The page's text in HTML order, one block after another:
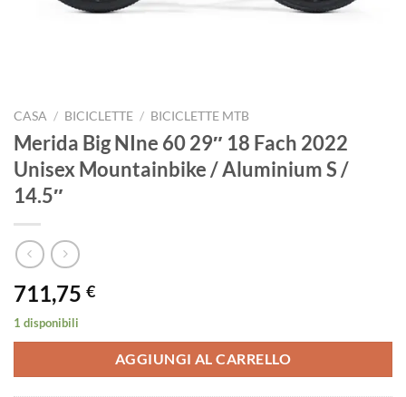
CASA / BICICLETTE / BICICLETTE MTB
Merida Big NIne 60 29″ 18 Fach 2022
Unisex Mountainbike / Aluminium S /
14.5″
711,75 €
1 disponibili
AGGIUNGI AL CARRELLO